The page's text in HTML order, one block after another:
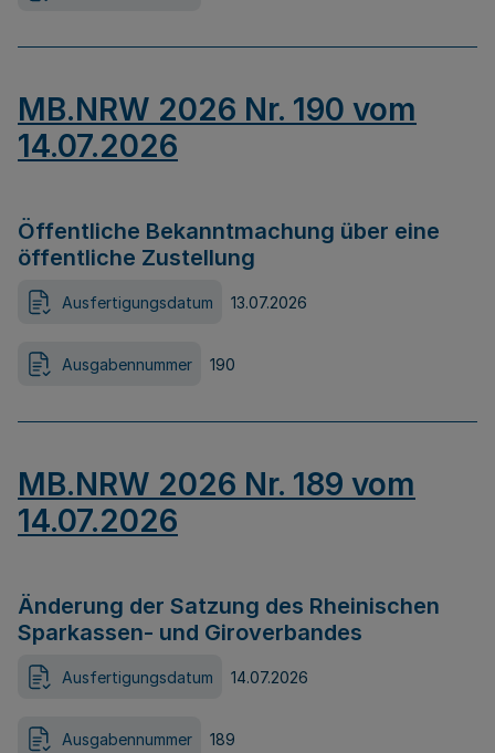
MB.NRW 2026 Nr. 190 vom
14.07.2026
Öffentliche Bekanntmachung über eine
öffentliche Zustellung
Ausfertigungsdatum 13.07.2026
Ausgabennummer 190
MB.NRW 2026 Nr. 189 vom
14.07.2026
Änderung der Satzung des Rheinischen
Sparkassen- und Giroverbandes
Ausfertigungsdatum 14.07.2026
Ausgabennummer 189